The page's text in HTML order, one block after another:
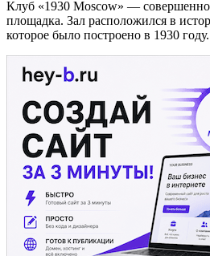
Клуб «1930 Moscow» — совершенно
площадка. Зал расположился в
которое было построено в 1930 году.